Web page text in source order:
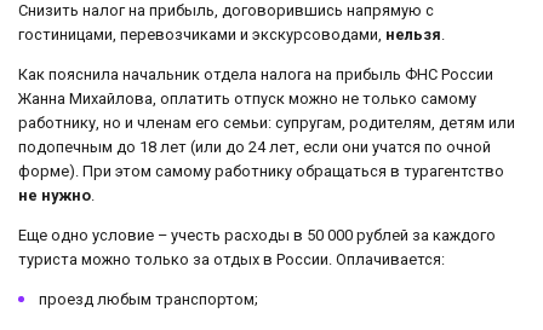
Снизить налог на прибыль, договорившись напрямую с
гостиницами, перевозчиками и экскурсоводами, нельзя.
Как пояснила начальник отдела налога на прибыль ФНС России
Жанна Михайлова, оплатить отпуск можно не только самому
работнику, но и членам его семьи: супругам, родителям, детям или
подопечным до 18 лет (или до 24 лет, если они учатся по очной
форме). При этом самому работнику обращаться в турагентство
не нужно
Еще одно условие – учесть расходы в 50 000 рублей за каждого
туриста можно только за отдых в России. Оплачивается:
проезд любым транспортом;